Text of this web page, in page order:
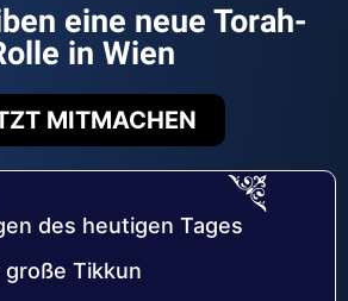
eine neue Torah-
in Wien
MITMACHEN
des heutigen Tages
große Tikkun